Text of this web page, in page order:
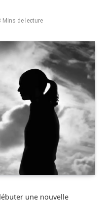
Mins de lecture
une nouvelle